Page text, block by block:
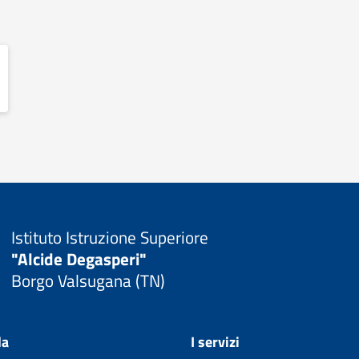
Istituto Istruzione Superiore
"Alcide Degasperi"
Borgo Valsugana (TN)
I servizi